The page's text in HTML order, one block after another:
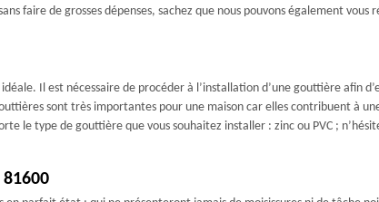
faire de grosses dépenses, sachez que nous pouvons également vous
Il est nécessaire de procéder à l’installation d’une gouttière afin
sont très importantes pour une maison car elles contribuent à
le type de gouttière que vous souhaitez installer : zinc ou PVC ;